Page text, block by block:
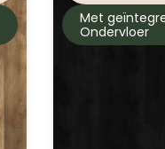
Met
Ondervloer